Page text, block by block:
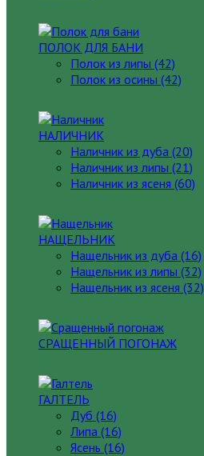
ПОЛОК ДЛЯ БАНИ
Полок из липы (42)
Полок из осины (42)
НАЛИЧНИК
Наличник из дуба (20)
Наличник из липы (21)
Наличник из ясеня (60)
НАЩЕЛЬНИК
Нащельник из дуба (16)
Нащельник из липы (32)
Нащельник из ясеня (32)
СРАЩЕННЫЙ ПОГОНАЖ
ГАЛТЕЛЬ
Дуб (16)
Липа (16)
Ясень (16)